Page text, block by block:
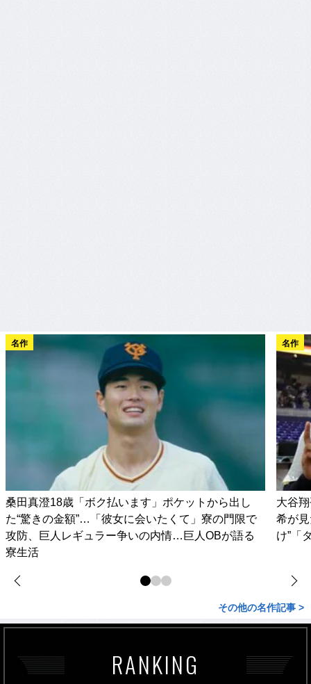
名作
桑田真澄18歳「ボク払います」ポケットから出し
た“驚きの金額”…「彼女に会いたくて」寮の門限で
攻防、巨人レギュラー争いの内情…巨人OBが語る
寮生活
名作
大谷
希が
け”「
その他の名作記事 >
RANKING